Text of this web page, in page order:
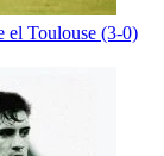
el Toulouse (3-0)